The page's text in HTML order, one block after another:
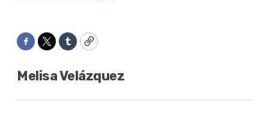
Facebook
TwitterTumblrCopy
Melisa Velázquez